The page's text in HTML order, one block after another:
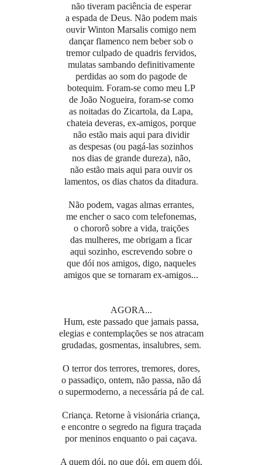
não tiveram paciência de esperar
a espada de Deus. Não podem mais
ouvir Winton Marsalis comigo nem
dançar flamenco nem beber sob o
tremor culpado de quadris fervidos,
mulatas sambando definitivamente
perdidas ao som do pagode de
botequim. Foram-se como meu LP
de João Nogueira, foram-se como
as noitadas do Zicartola, da Lapa,
chateia deveras, ex-amigos, porque
não estão mais aqui para dividir
as despesas (ou pagá-las sozinhos
nos dias de grande dureza), não,
não estão mais aqui para ouvir os
lamentos, os dias chatos da ditadura.
Não podem, vagas almas errantes,
me encher o saco com telefonemas,
o chororô sobre a vida, traições
das mulheres, me obrigam a ficar
aqui sozinho, escrevendo sobre o
que dói nos amigos, digo, naqueles
amigos que se tornaram ex-amigos...
AGORA...
Hum, este passado que jamais passa,
elegias e contemplações se nos atracam
grudadas, gosmentas, insalubres, sem.
O terror dos terrores, tremores, dores,
o passadiço, ontem, não passa, não dá
o supermoderno, a necessária pá de cal.
Criança. Retorne à visionária criança,
e encontre o segredo na figura traçada
por meninos enquanto o pai caçava.
A quem dói, no que dói, em quem dói,